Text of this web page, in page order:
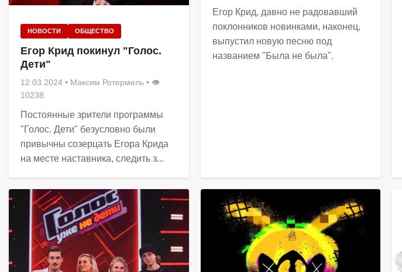
НОВОСТИ ОБЩЕСТВО
Егор Крид покинул "Голос.
Дети"
12.03.2024 • Максим Ротермель • 👁
10238
Постоянные зрители программы
"Голос. Дети" безусловно были
привычны созерцать Егора Крида
на месте наставника, следить з...
Егор Крид, давно не радовавший
поклонников новинками, наконец,
выпустил новую песню под
названием "Была не была".